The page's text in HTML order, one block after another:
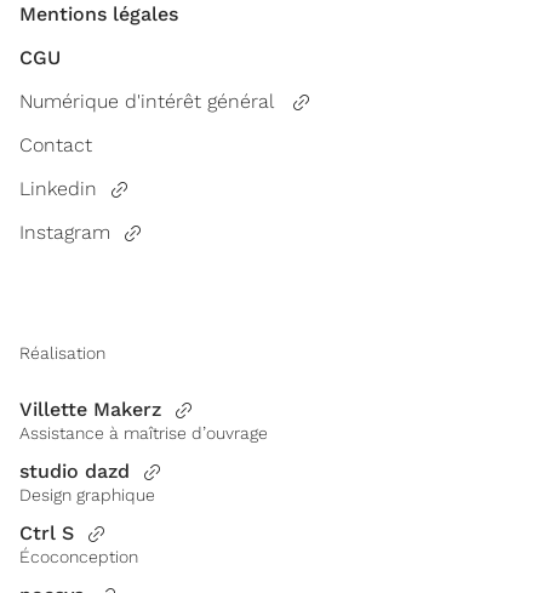
Mentions légales
CGU
Numérique d'intérêt général
Contact
Linkedin
Instagram
Réalisation
Villette Makerz
Assistance à maîtrise d’ouvrage
studio dazd
Design graphique
Ctrl S
Écoconception